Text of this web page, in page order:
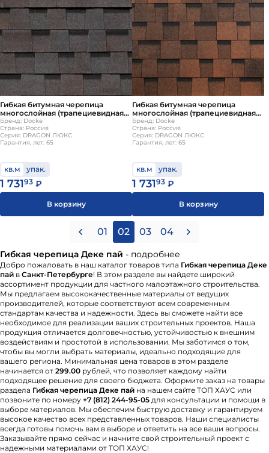
Гибкая битумная черепица
многослойная (трапециевидная
нарезка) Docke DRAGON ЛЮКС
Изюм
Бренд: Docke
Страна: Россия
Серия: DRAGON ЛЮКС
Гарантия, лет: 65
кв.м упак.
1 73193 ₽
В корзину
Гибкая битумная черепица
многослойная (трапециевидная
нарезка) Docke DRAGON ЛЮКС
Кофе
Бренд: Docke
Страна: Россия
Серия: DRAGON ЛЮКС
Гарантия, лет: 65
кв.м упак.
1 73193 ₽
В корзину
01 02 03 04
Гибкая черепица Деке пай - подробнее
Добро пожаловать в наш каталог товаров типа Гибкая черепица Деке
пай в Санкт-Петербурге! В этом разделе вы найдете широкий
ассортимент продукции для частного малоэтажного строительства.
Мы предлагаем высококачественные материалы от ведущих
производителей, которые соответствуют всем современным
стандартам качества и надежности. Здесь вы сможете найти все
необходимое для реализации ваших строительных проектов. Наша
продукция отличается долговечностью, устойчивостью к внешним
воздействиям и простотой в использовании. Мы заботимся о том,
чтобы вы могли выбрать материалы, идеально подходящие для
вашего региона. Минимальная цена товаров в этом разделе
начинается от 299.00 рублей, что позволяет каждому найти
подходящее решение для своего бюджета. Оформите заказ на товары
раздела Гибкая черепица Деке пай на нашем сайте ТОП ХАУС или
позвоните по номеру +7 (812) 244-95-05 для консультации и помощи в
выборе материалов. Мы обеспечим быструю доставку и гарантируем
высокое качество всех представленных товаров. Наши специалисты
всегда готовы помочь вам в выборе и ответить на все ваши вопросы.
Заказывайте прямо сейчас и начните свой строительный проект с
надежными материалами от ТОП ХАУС!